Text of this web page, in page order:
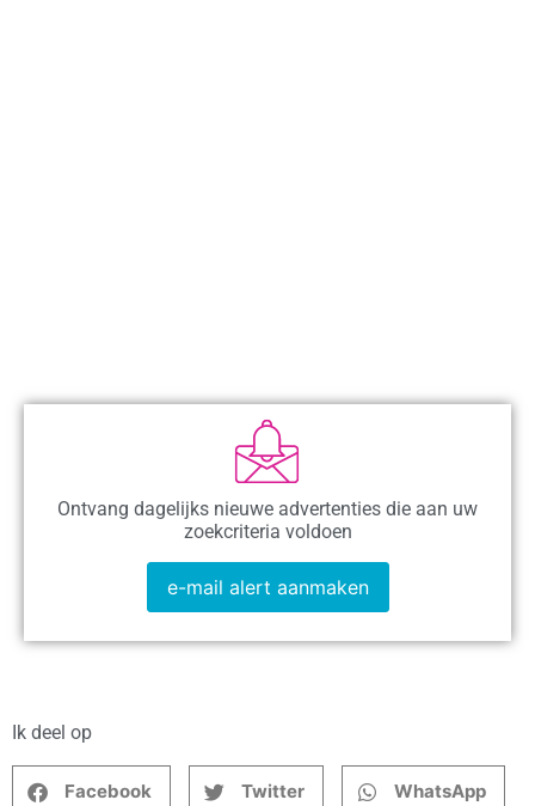
Ontvang dagelijks nieuwe advertenties die aan uw
zoekcriteria voldoen
e-mail alert aanmaken
Ik deel op
Facebook Twitter WhatsApp